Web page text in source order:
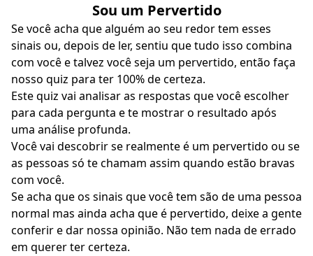
Sou um Pervertido
Se você acha que alguém ao seu redor tem esses
sinais ou, depois de ler, sentiu que tudo isso combina
com você e talvez você seja um pervertido, então faça
nosso quiz para ter 100% de certeza.
Este quiz vai analisar as respostas que você escolher
para cada pergunta e te mostrar o resultado após
uma análise profunda.
Você vai descobrir se realmente é um pervertido ou se
as pessoas só te chamam assim quando estão bravas
com você.
Se acha que os sinais que você tem são de uma pessoa
normal mas ainda acha que é pervertido, deixe a gente
conferir e dar nossa opinião. Não tem nada de errado
em querer ter certeza.